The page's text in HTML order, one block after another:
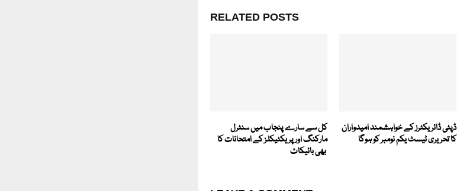
RELATED POSTS
کل سے سارے پنجاب میں سنٹرل
مارکنگ اور پریکٹیکلز کے امتحانات کا
بھی بائیکاٹ
ڈپٹی ڈائریکٹرز کے خواہشمند امیدواران
کا تحریری ٹیسٹ یکم نومبر کو ہوگا